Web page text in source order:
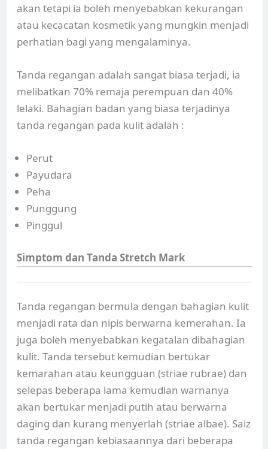
akan tetapi ia boleh menyebabkan kekurangan
atau kecacatan kosmetik yang mungkin menjadi
perhatian bagi yang mengalaminya.
Tanda regangan adalah sangat biasa terjadi, ia
melibatkan 70% remaja perempuan dan 40%
lelaki. Bahagian badan yang biasa terjadinya
tanda regangan pada kulit adalah :
Perut
Payudara
Peha
Punggung
Pinggul
Simptom dan Tanda Stretch Mark
Tanda regangan bermula dengan bahagian kulit
menjadi rata dan nipis berwarna kemerahan. Ia
juga boleh menyebabkan kegatalan dibahagian
kulit. Tanda tersebut kemudian bertukar
kemarahan atau keungguan (striae rubrae) dan
selepas beberapa lama kemudian warnanya
akan bertukar menjadi putih atau berwarna
daging dan kurang menyerlah (striae albae). Saiz
tanda regangan kebiasaannya dari beberapa